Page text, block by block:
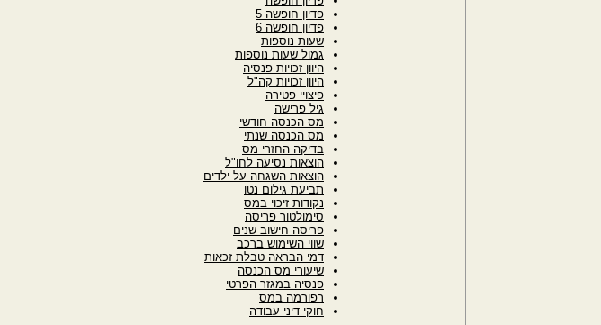
פדיון חופשה 5
פדיון חופשה 6
שעות נוספות
גמול שעות נוספות
היוון זכויות פנסיה
היוון זכויות קה"ל
פיצויי פטירה
גיל פרישה
מס הכנסה חודשי
מס הכנסה שנתי
בדיקה החזרי מס
הוצאות נסיעה לחו"ל
הוצאות השגחה על ילדים
תביעת גילום נטו
נקודות זיכוי במס
סימולטור פריסה
פריסה חישוב שנים
שווי השימוש ברכב
דמי הבראה טבלת זכאות
שיעורי מס הכנסה
פנסיה במגזר הפרטי
רפורמה במס
חוקי דיני עבודה